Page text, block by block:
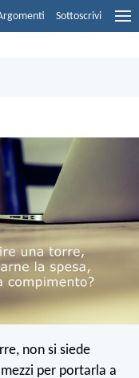
Sottoscrivi
non si siede
per portarla a